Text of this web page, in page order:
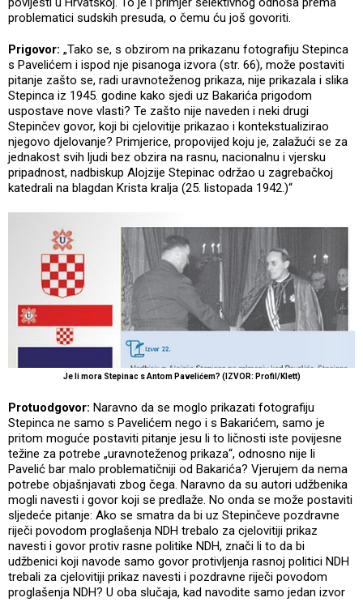
problematici sudskih presuda, o čemu ću još govoriti.
Prigovor: „Tako se, s obzirom na prikazanu fotografiju Stepinca
s Pavelićem i ispod nje pisanoga izvora (str. 66), može postaviti
pitanje zašto se, radi uravnoteženog prikaza, nije prikazala i slika
Stepinca iz 1945. godine kako sjedi uz Bakarića prigodom
uspostave nove vlasti? Te zašto nije naveden i neki drugi
Stepinčev govor, koji bi cjelovitije prikazao i kontekstualizirao
njegovo djelovanje? Primjerice, propovijed koju je, zalažući se za
jednakost svih ljudi bez obzira na rasnu, nacionalnu i vjersku
pripadnost, nadbiskup Alojzije Stepinac održao u zagrebačkoj
katedrali na blagdan Krista kralja (25. listopada 1942.)“
Je li mora Stepinac s Antom Pavelićem? (IZVOR: Profil/Klett)
Protuodgovor: Naravno da se moglo prikazati fotografiju
Stepinca ne samo s Pavelićem nego i s Bakarićem, samo je
pritom moguće postaviti pitanje jesu li to ličnosti iste povijesne
težine za potrebe „uravnoteženog prikaza“, odnosno nije li
Pavelić bar malo problematičniji od Bakarića? Vjerujem da nema
potrebe objašnjavati zbog čega. Naravno da su autori udžbenika
mogli navesti i govor koji se predlaže. No onda se može postaviti
sljedeće pitanje: Ako se smatra da bi uz Stepinčeve pozdravne
riječi povodom proglašenja NDH trebalo za cjelovitiji prikaz
navesti i govor protiv rasne politike NDH, znači li to da bi
udžbenici koji navode samo govor protivljenja rasnoj politici NDH
trebali za cjelovitiji prikaz navesti i pozdravne riječi povodom
proglašenja NDH? U oba slučaja, kad navodite samo jedan izvor